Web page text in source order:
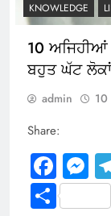
KNOWLEDGE
10 ਅਜਿਹੀਆਂ
ਬਹੁਤ ਘੱਟ
admin
Share:
Share